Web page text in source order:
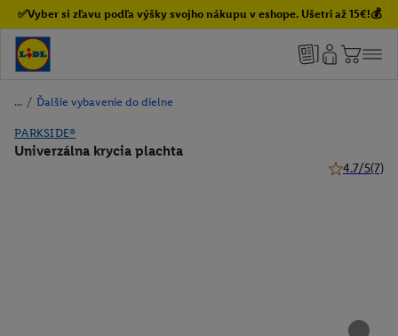
✅Vyber si zľavu podľa výšky svojho nákupu v eshope. Ušetri až 15€!💰
/ Ďalšie vybavenie do dielne
PARKSIDE®
Univerzálna krycia plachta
4.7/5(7)